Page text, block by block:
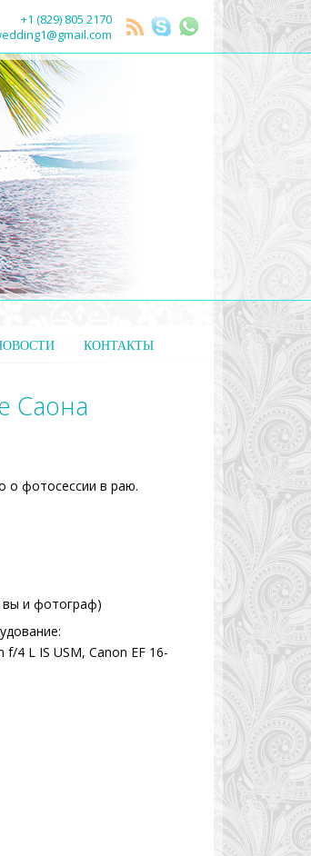
+1 (829) 805 2170
КОНТАКТЫ
Саона
о фотосессии в раю.
вы и фотограф)
4 L IS USM, Canon EF 16-